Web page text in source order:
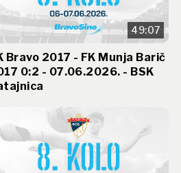
49:07
Bravo 2017 - FK Munja Barič
0:2 - 07.06.2026. - BSK